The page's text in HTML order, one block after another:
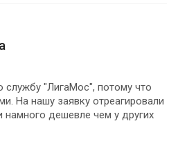
службу "ЛигаМос", потому что
На нашу заявку отреагировали
дешевле чем у других